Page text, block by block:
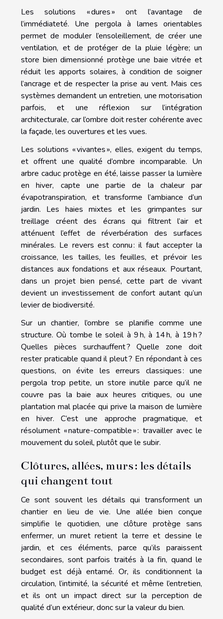
Les solutions « dures » ont l’avantage de
l’immédiateté. Une pergola à lames orientables
permet de moduler l’ensoleillement, de créer une
ventilation, et de protéger de la pluie légère; un
store bien dimensionné protège une baie vitrée et
réduit les apports solaires, à condition de soigner
l’ancrage et de respecter la prise au vent. Mais ces
systèmes demandent un entretien, une motorisation
parfois, et une réflexion sur l’intégration
architecturale, car l’ombre doit rester cohérente avec
la façade, les ouvertures et les vues.
Les solutions « vivantes », elles, exigent du temps,
et offrent une qualité d’ombre incomparable. Un
arbre caduc protège en été, laisse passer la lumière
en hiver, capte une partie de la chaleur par
évapotranspiration, et transforme l’ambiance d’un
jardin. Les haies mixtes et les grimpantes sur
treillage créent des écrans qui filtrent l’air et
atténuent l’effet de réverbération des surfaces
minérales. Le revers est connu : il faut accepter la
croissance, les tailles, les feuilles, et prévoir les
distances aux fondations et aux réseaux. Pourtant,
dans un projet bien pensé, cette part de vivant
devient un investissement de confort autant qu’un
levier de biodiversité.
Sur un chantier, l’ombre se planifie comme une
structure. Où tombe le soleil à 9 h, à 14 h, à 19 h ?
Quelles pièces surchauffent ? Quelle zone doit
rester praticable quand il pleut ? En répondant à ces
questions, on évite les erreurs classiques : une
pergola trop petite, un store inutile parce qu’il ne
couvre pas la baie aux heures critiques, ou une
plantation mal placée qui prive la maison de lumière
en hiver. C’est une approche pragmatique, et
résolument « nature-compatible » : travailler avec le
mouvement du soleil, plutôt que le subir.
Clôtures, allées, murs : les détails
qui changent tout
Ce sont souvent les détails qui transforment un
chantier en lieu de vie. Une allée bien conçue
simplifie le quotidien, une clôture protège sans
enfermer, un muret retient la terre et dessine le
jardin, et ces éléments, parce qu’ils paraissent
secondaires, sont parfois traités à la fin, quand le
budget est déjà entamé. Or, ils conditionnent la
circulation, l’intimité, la sécurité et même l’entretien,
et ils ont un impact direct sur la perception de
qualité d’un extérieur, donc sur la valeur du bien.